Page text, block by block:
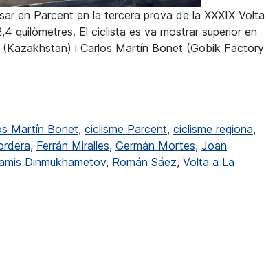
en Parcent en la tercera prova de la XXXIX Volta
quilòmetres. El ciclista es va mostrar superior en
i Carlos Martín Bonet (Gobik Factory
Martín Bonet, ciclisme Parcent, ciclisme regiona,
, Ferrán Miralles, Germán Mortes, Joan
Dinmukhametov, Román Sáez, Volta a La